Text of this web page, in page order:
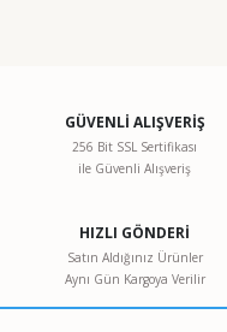
Ürün resmi kalitesiz,
Ürün bilgilerinde
Ürün fiyatı diğer
GÜVENLİ ALIŞVERİŞ
256 Bit SSL Sertifikası
ile Güvenli Alışveriş
HIZLI GÖNDERİ
Satın Aldığınız Ürünler
Aynı Gün Kargoya Verilir